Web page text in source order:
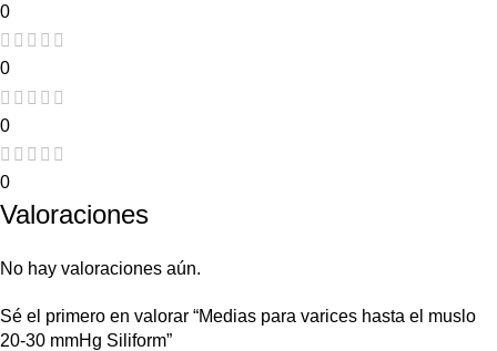
0
0
0
0
Valoraciones
No hay valoraciones aún.
Sé el primero en valorar “Medias para varices hasta el muslo
20-30 mmHg Siliform”